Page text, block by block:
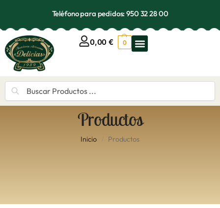
Teléfono para pedidos: 950 32 28 00
0,00€ 0
Productos
Inicio / Productos